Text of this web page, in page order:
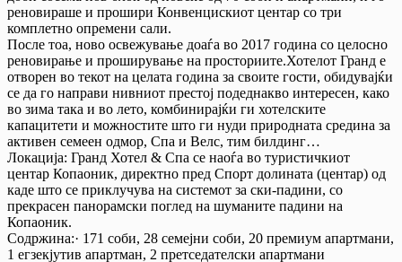
реновираше и прошири Конвенцискиот центар со три
комплетно опремени сали.
После тоа, ново освежување доаѓа во 2017 година со целосно
реновирање и проширување на просториите.Хотелот Гранд е
отворен во текот на целата година за своите гости, обидувајќи
се да го направи нивниот престој подеднакво интересен, како
во зима така и во лето, комбинирајќи ги хотелските
капацитети и можностите што ги нуди природната средина за
активен семеен одмор, Спа и Велс, тим билдинг…
Локација: Гранд Хотел & Спа се наоѓа во туристичкиот
центар Копаоник, директно пред Спорт долината (центар) од
каде што се приклучува на системот за ски-падини, со
прекрасен панорамски поглед на шуманите падини на
Копаоник.
Содржина:· 171 соби, 28 семејни соби, 20 премиум апартмани,
1 егзекјутив апартман, 2 претседателски апартмани